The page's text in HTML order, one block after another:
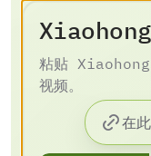
粘贴
视频。